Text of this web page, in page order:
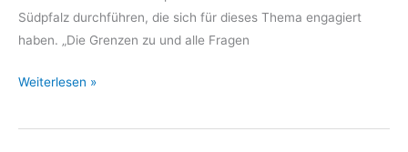
Südpfalz durchführen, die sich für dieses Thema engagiert
haben. „Die Grenzen zu und alle Fragen
Livestream:
Grenzen
Weiterlesen »